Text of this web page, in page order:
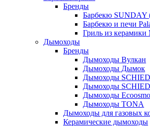
Бренды
Барбекю SUNDAY
Барбекю и печи
Гриль из
Дымоходы
Бренды
Дымоходы Вулкан
Дымоходы Дымок
Дымоходы
Дымоходы
Дымоходы
Дымоходы TONA
Дымоходы для газовых
Керамические дымоходы